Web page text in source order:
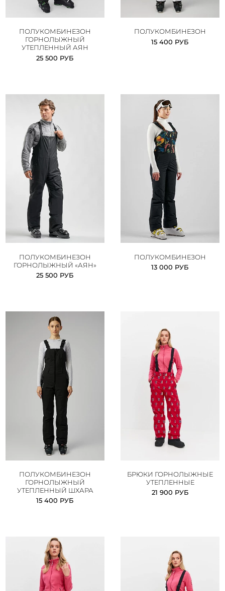
ПОЛУКОМБИНЕЗОН
ГОРНОЛЫЖНЫЙ
УТЕПЛЕННЫЙ АЯН
25 500 РУБ
ПОЛУКОМБИНЕЗОН
15 400 РУБ
ПОЛУКОМБИНЕЗОН
ГОРНОЛЫЖНЫЙ «АЯН»
25 500 РУБ
ПОЛУКОМБИНЕЗОН
13 000 РУБ
ПОЛУКОМБИНЕЗОН
ГОРНОЛЫЖНЫЙ
УТЕПЛЕННЫЙ ШХАРА
15 400 РУБ
БРЮКИ ГОРНОЛЫЖНЫЕ
УТЕПЛЕННЫЕ
21 900 РУБ